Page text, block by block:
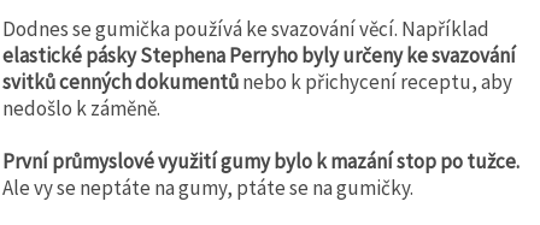
Dodnes se gumička používá ke svazování věcí. Například
elastické pásky Stephena Perryho byly určeny ke svazování
svitků cenných dokumentůnebo k přichycení receptu, aby
nedošlo k záměně.
První průmyslové využití gumy bylo k mazání stop po tužce.
Ale vy se neptáte na gumy, ptáte se na gumičky.